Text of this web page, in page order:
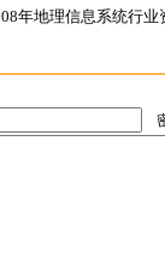
年地理信息系统行